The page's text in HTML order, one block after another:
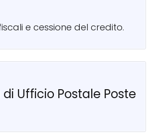
e cessione del credito.
Ufficio Postale Poste